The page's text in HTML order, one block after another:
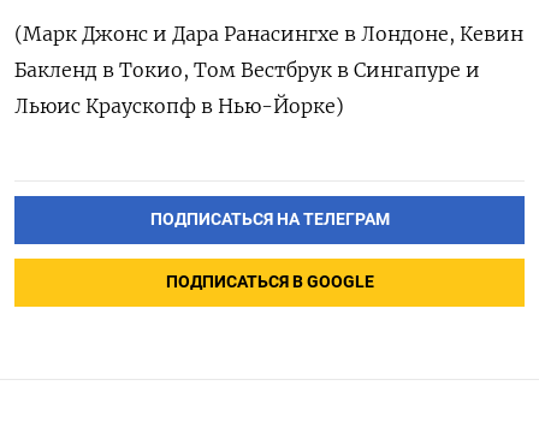
(Марк Джонс и Дара Ранасингхе в Лондоне, Кевин
Бакленд в Токио, Том Вестбрук в Сингапуре и
Льюис Краускопф в Нью-Йорке)
ПОДПИСАТЬСЯ НА ТЕЛЕГРАМ
ПОДПИСАТЬСЯ В GOOGLE